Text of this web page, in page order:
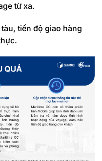
từ xa.
tiến độ giao hàng